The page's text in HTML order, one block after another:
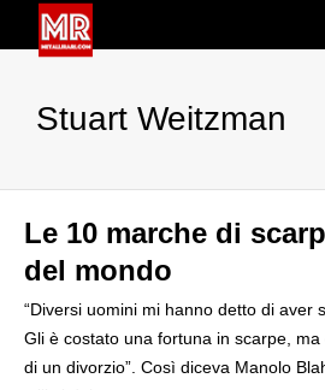
Stuart Weitzman
Le 10 marche di
del mondo
“Diversi uomini mi hanno detto di aver
Gli è costato una fortuna in scarpe,
di un divorzio”. Così diceva Manolo